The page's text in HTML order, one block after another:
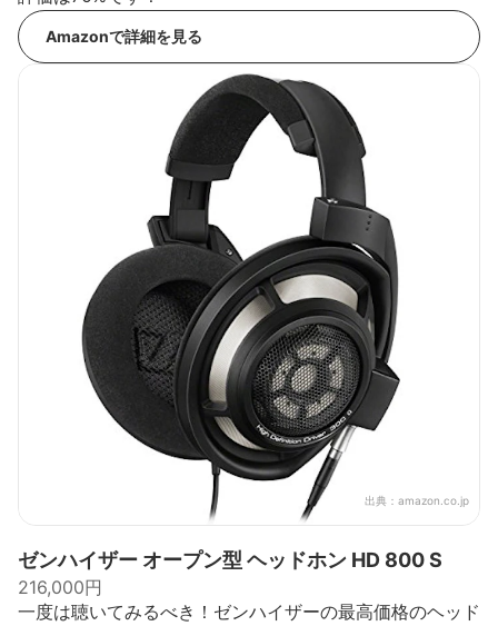
Amazonで詳細を見る
出典： amazon.co.jp
ゼンハイザー オープン型 ヘッドホン HD 800 S
216,000円
一度は聴いてみるべき！ゼンハイザーの最高価格のヘッド